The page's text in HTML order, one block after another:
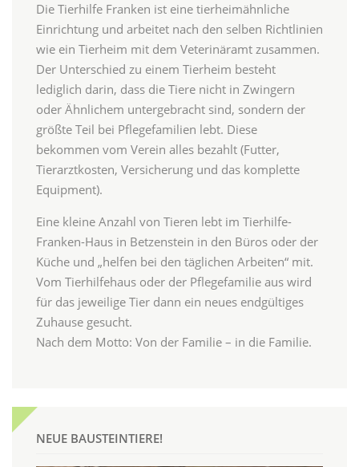
Die Tierhilfe Franken ist eine tierheimähnliche
Einrichtung und arbeitet nach den selben Richtlinien
wie ein Tierheim mit dem Veterinäramt zusammen.
Der Unterschied zu einem Tierheim besteht
lediglich darin, dass die Tiere nicht in Zwingern
oder Ähnlichem untergebracht sind, sondern der
größte Teil bei Pflegefamilien lebt. Diese
bekommen vom Verein alles bezahlt (Futter,
Tierarztkosten, Versicherung und das komplette
Equipment).
Eine kleine Anzahl von Tieren lebt im Tierhilfe-
Franken-Haus in Betzenstein in den Büros oder der
Küche und „helfen bei den täglichen Arbeiten“ mit.
Vom Tierhilfehaus oder der Pflegefamilie aus wird
für das jeweilige Tier dann ein neues endgültiges
Zuhause gesucht.
Nach dem Motto: Von der Familie – in die Familie.
NEUE BAUSTEINTIERE!